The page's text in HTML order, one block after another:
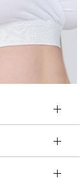
19.01.1998 N
возврату или
формы,
относятся